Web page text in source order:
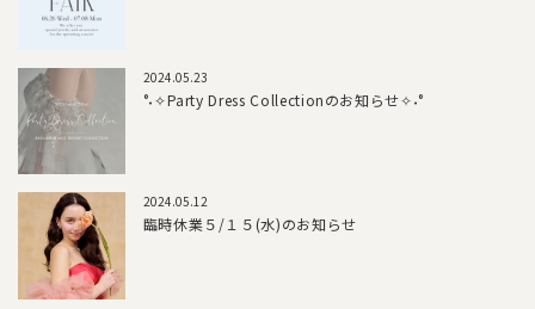
2024.05.23
°˖✧Party Dress Collectionのお知らせ✧˖°
2024.05.12
臨時休業５/１５(水)のお知らせ